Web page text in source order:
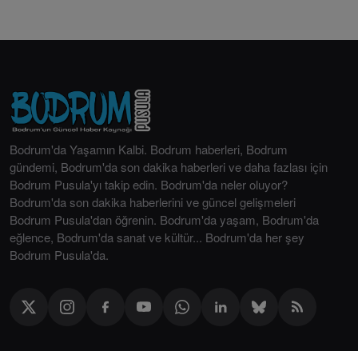
Bodrum'da Yaşamın Kalbi. Bodrum haberleri, Bodrum
gündemi, Bodrum'da son dakika haberleri ve daha fazlası için
Bodrum Pusula'yı takip edin. Bodrum'da neler oluyor?
Bodrum'da son dakika haberlerini ve güncel gelişmeleri
Bodrum Pusula'dan öğrenin. Bodrum'da yaşam, Bodrum'da
eğlence, Bodrum'da sanat ve kültür... Bodrum'da her şey
Bodrum Pusula'da.